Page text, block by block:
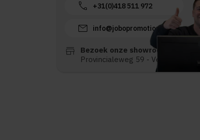
call +31(0)418 511 972
mail info@jobopromotions.nl
store
Bezoek onze showroom:
Provincialeweg 59 - Velddriel